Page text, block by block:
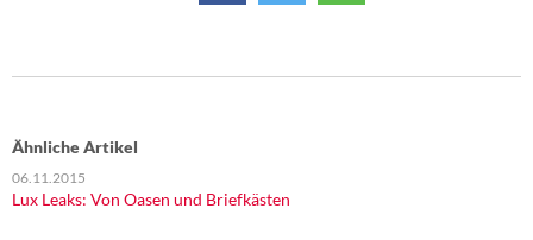
Ähnliche Artikel
06.11.2015
Lux Leaks: Von Oasen und Briefkästen